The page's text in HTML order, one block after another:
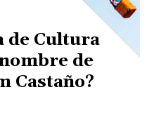
de Cultura
de
Castaño?